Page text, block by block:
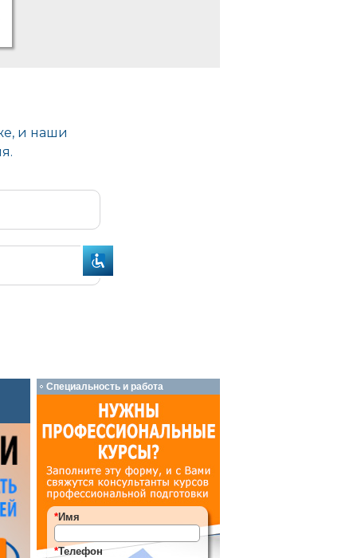
Специальность и работа
*Имя
*Телефон